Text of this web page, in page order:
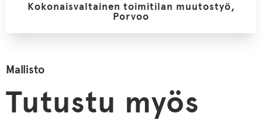
Kokonaisvaltainen toimitilan muutostyö,
Porvoo
Mallisto
Tutustu myös